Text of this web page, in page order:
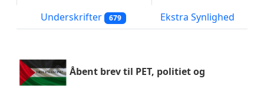
Underskrifter
679 Ekstra Synlighed
Åbent brev til PET, politiet og